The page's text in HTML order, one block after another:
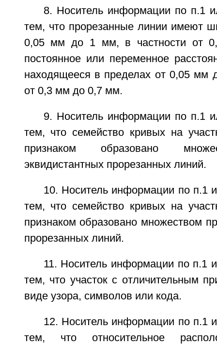
8. Носитель информации по п.1
тем, что прорезанные линии имеют
0,05 мм до 1 мм, в частности от
постоянное или переменное
находящееся в пределах от 0,05 мм
от 0,3 мм до 0,7 мм.
9. Носитель информации по п.1
тем, что семейство кривых на
признаком образовано
эквидистантных прорезанных линий.
10. Носитель информации по п.1
тем, что семейство кривых на
признаком образовано множеством
прорезанных линий.
11. Носитель информации по п.1
тем, что участок с отличительным
виде узора, символов или кода.
12. Носитель информации по п.1
тем, что относительное